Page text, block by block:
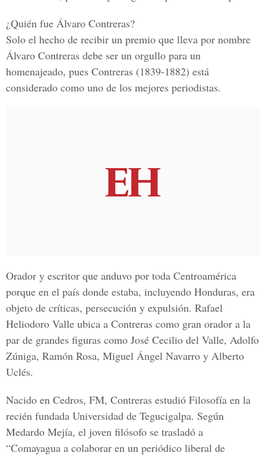
¿Quién fue Álvaro Contreras?
Solo el hecho de recibir un premio que lleva por nombre
Álvaro Contreras debe ser un orgullo para un
homenajeado, pues Contreras (1839-1882) está
considerado como uno de los mejores periodistas.
Orador y escritor que anduvo por toda Centroamérica
porque en el país donde estaba, incluyendo Honduras, era
objeto de críticas, persecución y expulsión. Rafael
Heliodoro Valle ubica a Contreras como gran orador a la
par de grandes figuras como José Cecilio del Valle, Adolfo
Zúniga, Ramón Rosa, Miguel Ángel Navarro y Alberto
Uclés.
Nacido en Cedros, FM, Contreras estudió Filosofía en la
recién fundada Universidad de Tegucigalpa. Según
Medardo Mejía, el joven filósofo se trasladó a
“Comayagua a colaborar en un periódico liberal de